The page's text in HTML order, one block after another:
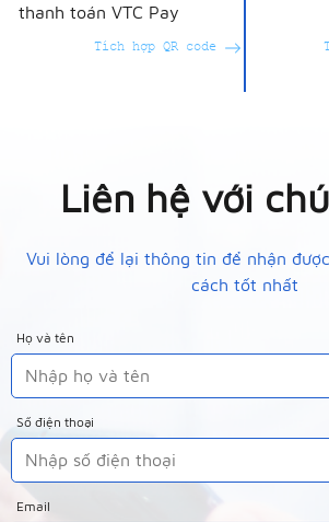
thanh toán VTC Pay
Tích hợp QR code
Liên hệ với
Vui lòng để lại thông tin để nhận
cách tốt nhất
Họ và tên
Số điện thoại
Email